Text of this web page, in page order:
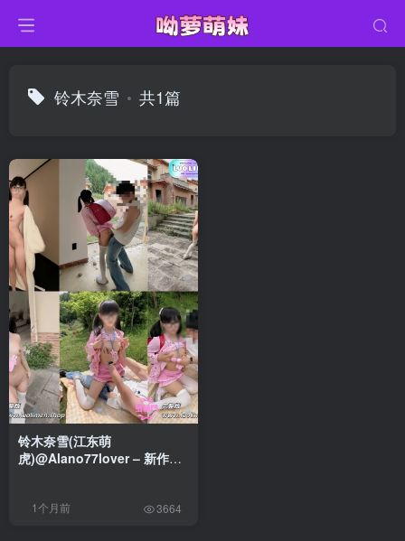
铃木奈雪 共1篇
铃木奈雪(江东萌
虎)@Alano77lover – 新作
[2V-1.30G]
1个月前 3664